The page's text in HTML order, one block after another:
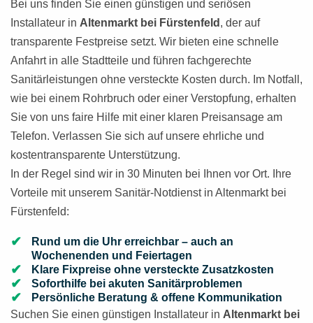
Bei uns finden Sie einen günstigen und seriösen
Installateur in Altenmarkt bei Fürstenfeld , der auf
transparente Festpreise setzt. Wir bieten eine schnelle
Anfahrt in alle Stadtteile und führen fachgerechte
Sanitärleistungen ohne versteckte Kosten durch. Im Notfall,
wie bei einem Rohrbruch oder einer Verstopfung, erhalten
Sie von uns faire Hilfe mit einer klaren Preisansage am
Telefon. Verlassen Sie sich auf unsere ehrliche und
kostentransparente Unterstützung.
In der Regel sind wir in 30 Minuten bei Ihnen vor Ort. Ihre
Vorteile mit unserem Sanitär-Notdienst in Altenmarkt bei
Fürstenfeld:
Rund um die Uhr erreichbar – auch an
Wochenenden und Feiertagen
Klare Fixpreise ohne versteckte Zusatzkosten
Soforthilfe bei akuten Sanitärproblemen
Persönliche Beratung & offene Kommunikation
Suchen Sie einen günstigen Installateur in Altenmarkt bei